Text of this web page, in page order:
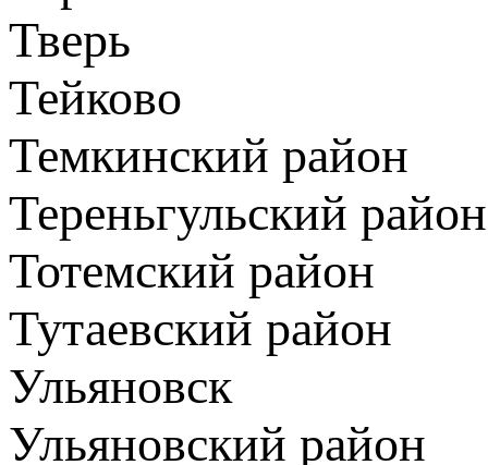
Тверь
Тейково
Темкинский район
Тереньгульский район
Тотемский район
Тутаевский район
Ульяновск
Ульяновский район